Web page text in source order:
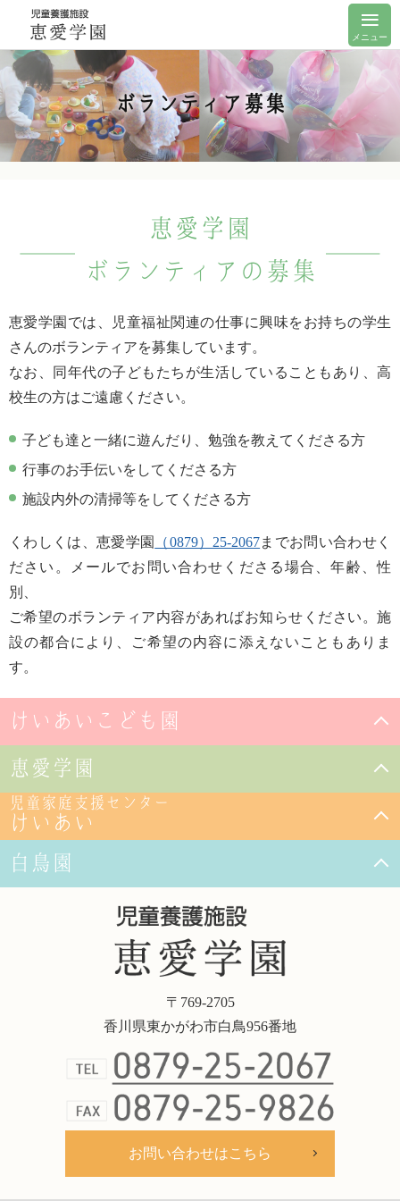
メニュー
ボランティア募集
恵愛学園
ボランティアの募集
恵愛学園では、児童福祉関連の仕事に興味をお持ちの学生
さんのボランティアを募集しています。
なお、同年代の子どもたちが生活していることもあり、高
校生の方はご遠慮ください。
子ども達と一緒に遊んだり、勉強を教えてくださる方
行事のお手伝いをしてくださる方
施設内外の清掃等をしてくださる方
くわしくは、恵愛学園 （0879）25-2067までお問い合わせく
ださい。メールでお問い合わせくださる場合、年齢、性
別、
ご希望のボランティア内容があればお知らせください。施
設の都合により、ご希望の内容に添えないこともありま
す。
けいあいこども園
恵愛学園
児童家庭支援センター
けいあい
白鳥園
〒769-2705
香川県東かがわ市白鳥956番地
お問い合わせはこちら